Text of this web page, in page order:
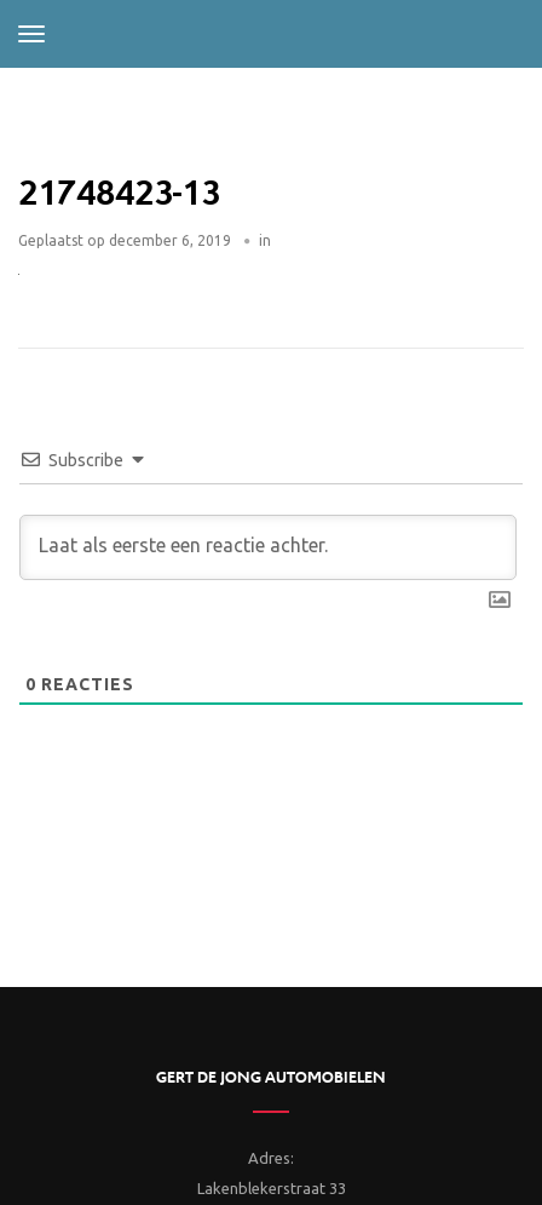
21748423-13
Geplaatst op december 6, 2019 in
Subscribe
0 REACTIES
GERT DE JONG AUTOMOBIELEN
Adres:
Lakenblekerstraat 33